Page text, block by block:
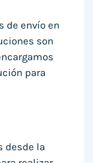
de envío en
son
para
desde la